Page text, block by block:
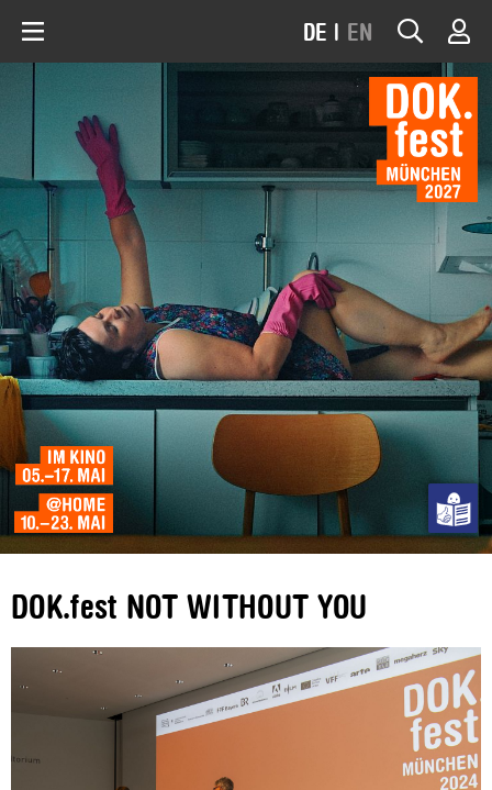
DE | EN
DOK.fest NOT WITHOUT YOU